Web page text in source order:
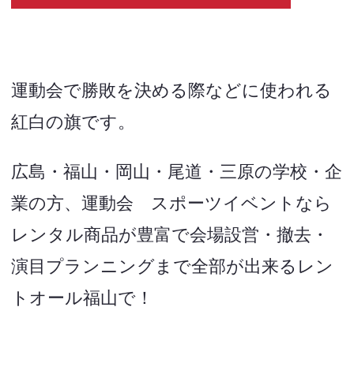
運動会で勝敗を決める際などに使われる
紅白の旗です。
広島・福山・岡山・尾道・三原の学校・企
業の方、運動会 スポーツイベントなら
レンタル商品が豊富で会場設営・撤去・
演目プランニングまで全部が出来るレン
トオール福山で！